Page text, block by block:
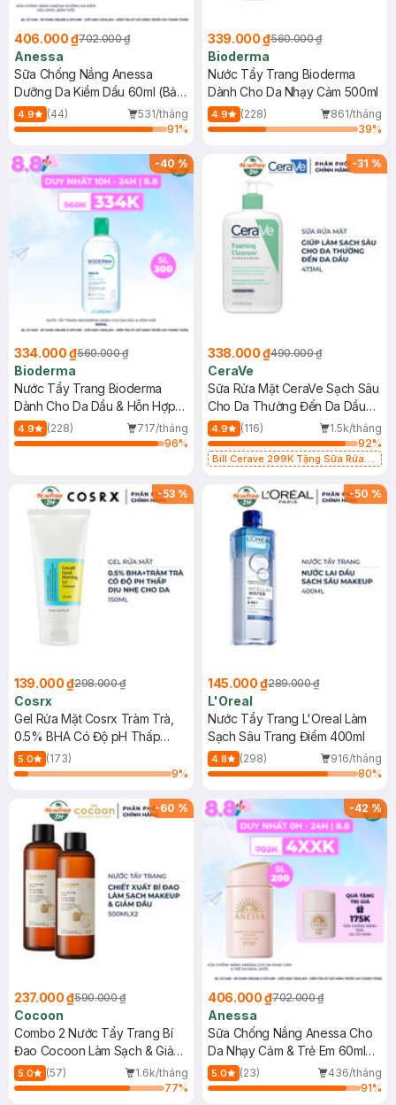
406.000 ₫702.000 ₫
Anessa
Sữa Chống Nắng Anessa
Dưỡng Da Kiềm Dầu 60ml (Bản
Mới)
4.9 (44)
531/tháng
91%
339.000 ₫560.000 ₫
Bioderma
Nước Tẩy Trang Bioderma
Dành Cho Da Nhạy Cảm 500ml
4.9 (228)
861/tháng
39%
-40%
334.000 ₫560.000 ₫
Bioderma
Nước Tẩy Trang Bioderma
Dành Cho Da Dầu & Hỗn Hợp
500ml
4.9 (228)
717/tháng
96%
-31 %
338.000 ₫490.000 ₫
CeraVe
Sữa Rửa Mặt CeraVe Sạch Sâu
Cho Da Thường Đến Da Dầu
473ml
4.9 (116)
1.5k/tháng
92%
Bill Cerave 299K Tặng Sữa Rửa
-53 %
139.000 ₫298.000 ₫
Cosrx
Gel Rửa Mặt Cosrx Tràm Trà,
0.5% BHA Có Độ pH Thấp
150ml
5.0
(173)
9%
-50 %
145.000 ₫289.000 ₫
L'Oreal
Nước Tẩy Trang L'Oreal Làm
Sạch Sâu Trang Điểm 400ml
4.8 (298)
916/tháng
80%
-60 %
237.000 ₫590.000 ₫
Cocoon
Combo 2 Nước Tẩy Trang Bí
Đao Cocoon Làm Sạch & Giảm
Dầu 500ml
5.0 (57)
1.6k/tháng
77%
-42%
406.000 ₫702.000 ₫
Anessa
Sữa Chống Nắng Anessa Cho
Da Nhạy Cảm & Trẻ Em 60ml
(Mới)
5.0 (23)
436/tháng
91%